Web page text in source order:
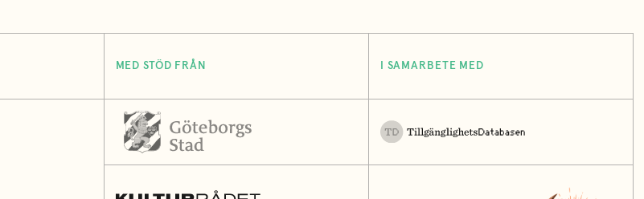
MED STÖD FRÅN I SAMARBETE MED